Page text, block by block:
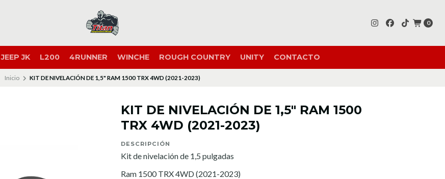
0
JEEP JK L200 4RUNNER WINCHE ROUGH COUNTRY UNITY CONTACTO
Inicio KIT DE NIVELACIÓN DE 1,5" RAM 1500 TRX 4WD (2021-2023)
KIT DE NIVELACIÓN DE 1,5" RAM 1500
TRX 4WD (2021-2023)
DESCRIPCIÓN
Kit de nivelación de 1,5 pulgadas
Ram 1500 TRX 4WD (2021-2023)